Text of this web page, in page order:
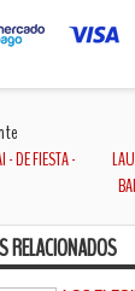
- DE FIESTA -
RELACIONADOS